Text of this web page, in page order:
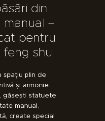
din
–
pentru
shui
spațiu plin de
și armonie.
găsești statuete
manual,
create special